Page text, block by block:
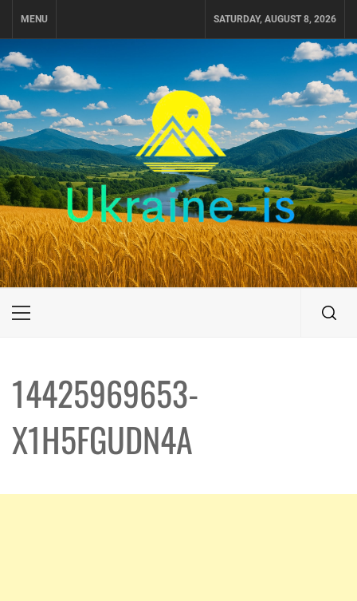
MENU SATURDAY, AUGUST 8, 2026
UKRAINE-IS
ПОДОРОЖI ПО УКРАЇНІ
Primary
14425969653-
X1H5FGUDN4A